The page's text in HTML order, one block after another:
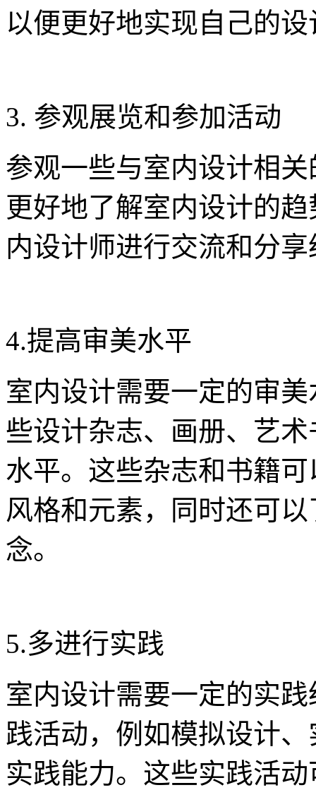
以便更好地实现自己的
3. 参观展览和参加活动
参观一些与室内设计相
更好地了解室内设计的
内设计师进行交流和分
4.提高审美水平
室内设计需要一定的审
些设计杂志、画册、艺
水平。这些杂志和书籍
风格和元素，同时还可
念。
5.多进行实践
室内设计需要一定的实
践活动，例如模拟设计
实践能力。这些实践活